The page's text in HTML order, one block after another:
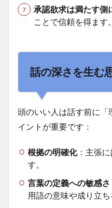
ポイ
ント
アウ
トプ
ット
の質
承認欲求は満たす側
ことで信頼を得ます。
話の深さを生む
頭のいい人は話す前に「
イントが重要です：
根拠の明確化：主張
す。
言葉の定義への敏感さ
用語の意味や成り立ち